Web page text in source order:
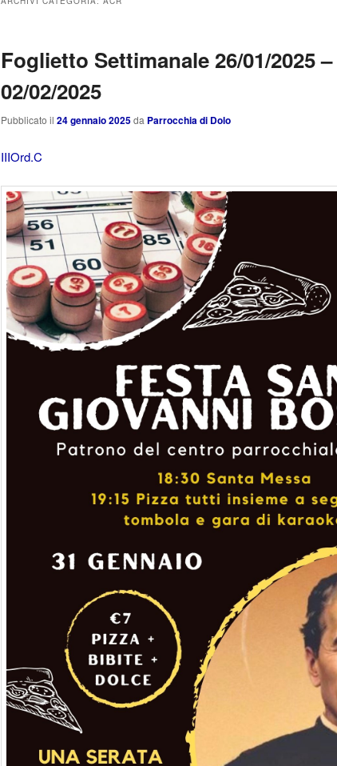
Foglietto Settimanale 26/01/2025 –
02/02/2025
Pubblicato il 24 gennaio 2025da Parrocchia di Dolo
IIIOrd.C